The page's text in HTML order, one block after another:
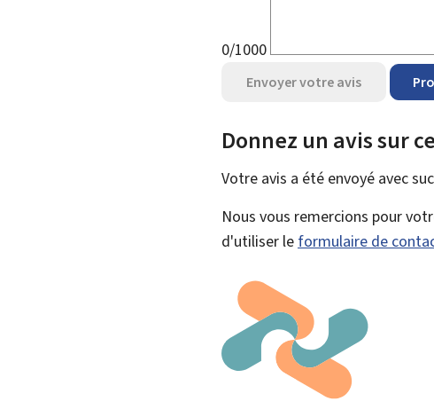
0/1000
Envoyer votre avis
Donnez un avis sur
Votre avis a été envoyé avec
Nous vous remercions pour
d'utiliser le formulaire de